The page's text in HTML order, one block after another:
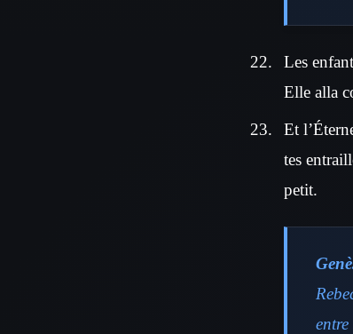
Les
Elle alla
Et
tes
petit.